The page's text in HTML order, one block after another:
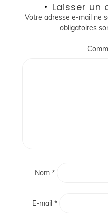
l’article
Laisser un
Votre adresse e-mail ne
obligatoires
Nom*
E-mail*